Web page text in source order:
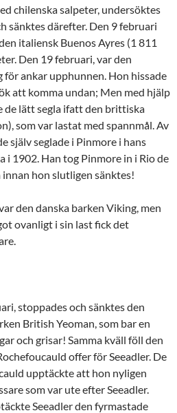
chilenska salpeter, undersöktes
sänktes därefter. Den 9 februari
italiensk Buenos Ayres (1 811
Den 19 februari, var den
för ankar upphunnen. Hon hissade
att komma undan; Men med hjälp
de lätt segla ifatt den brittiska
som var lastat med spannmål. Av
själv seglade i Pinmore i hans
i 1902. Han tog Pinmore in i Rio de
hon slutligen sänktes!
den danska barken Viking, men
ovanligt i sin last fick det
stoppades och sänktes den
British Yeoman, som bar en
och grisar! Samma kväll föll den
offer för Seeadler. De
upptäckte att hon nyligen
som var ute efter Seeadler.
Seeadler den fyrmastade